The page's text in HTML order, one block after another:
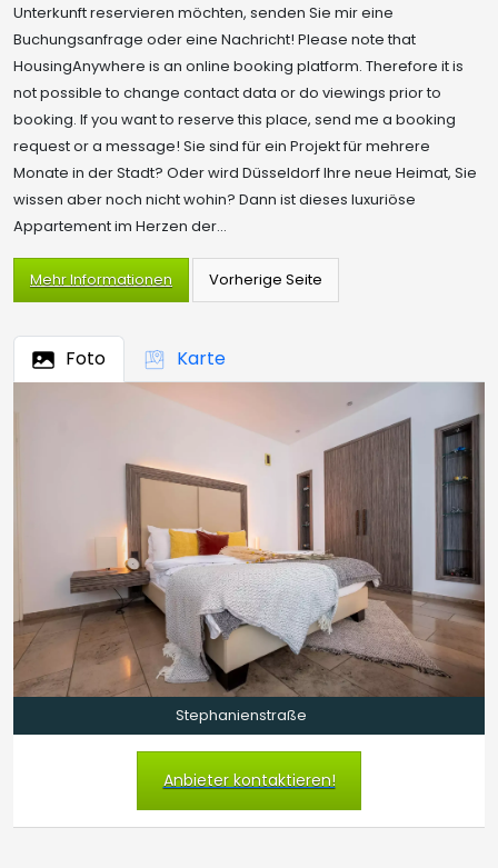
Unterkunft reservieren möchten, senden Sie mir eine
Buchungsanfrage oder eine Nachricht! Please note that
HousingAnywhere is an online booking platform. Therefore it is
not possible to change contact data or do viewings prior to
booking. If you want to reserve this place, send me a booking
request or a message! Sie sind für ein Projekt für mehrere
Monate in der Stadt? Oder wird Düsseldorf Ihre neue Heimat, Sie
wissen aber noch nicht wohin? Dann ist dieses luxuriöse
Appartement im Herzen der...
Mehr Informationen
Foto Karte
Stephanienstraße
Anbieter kontaktieren!